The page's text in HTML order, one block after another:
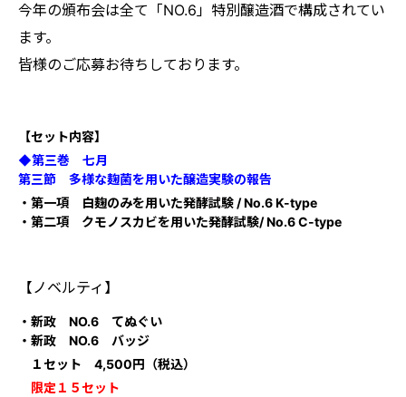
今年の頒布会は全て「NO.6」特別醸造酒で構成されてい
ます。
皆様のご応募お待ちしております。
【セット内容】
◆第三巻 七月
第三節 多様な麹菌を用いた醸造実験の報告
・第一項 白麹のみを用いた発酵試験 / No.6 K-type
・第二項 クモノスカビを用いた発酵試験/ No.6 C-type
【ノベルティ】
・新政 NO.6 てぬぐい
・新政 NO.6 バッジ
１セット 4,500円（税込）
限定１５セット